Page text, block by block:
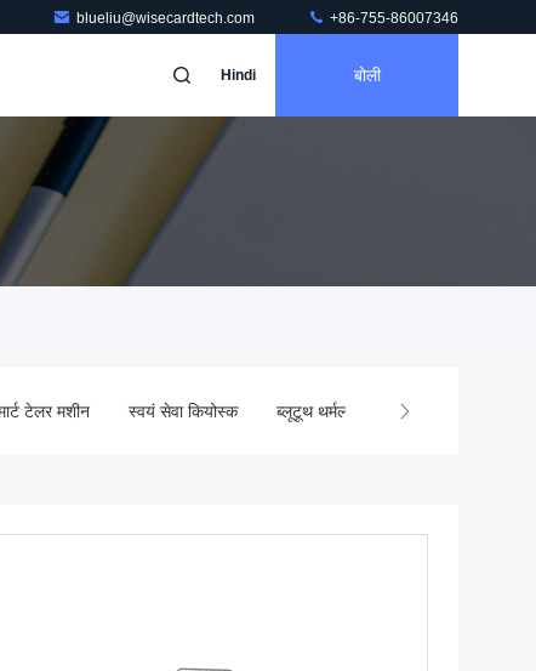
blueliu@wisecardtech.com +86-755-86007346
Hindi बोली
टेलर मशीन स्वयं सेवा कियोस्क ब्लूटूथ थर्मल प्रिंटर